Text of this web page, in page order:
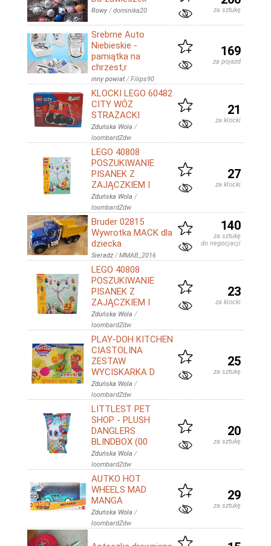
Rowy /dominika20 za sztukę
Srebrne Auto
Niebieskie -
pamiątka na
chrzest,r
inny powiat/Filips90
169
za pojazd
KLOCKI LEGO 60482
CITY WÓZ
STRAŻACKI
Zduńska Wola /
loombardZdw
21
za klocki
LEGO 40808
POSZUKIWANIE
PISANEK Z
ZAJĄCZKIEM I
Zduńska Wola /
loombardZdw
27
za klocki
Bruder 02815
Wywrotka MACK dla
dziecka
Sieradz /MMAB_2016
140
za sztukę
do negocjacji
LEGO 40808
POSZUKIWANIE
PISANEK Z
ZAJĄCZKIEM I
Zduńska Wola /
loombardZdw
23
za klocki
PLAY-DOH KITCHEN
CIASTOLINA
ZESTAW
WYCISKARKA D
Zduńska Wola /
loombardZdw
25
za sztukę
LITTLEST PET
SHOP - PLUSH
DANGLERS
BLINDBOX (00
Zduńska Wola /
loombardZdw
20
za sztukę
AUTKO HOT
WHEELS MAD
MANGA
Zduńska Wola /
loombardZdw
29
za sztukę